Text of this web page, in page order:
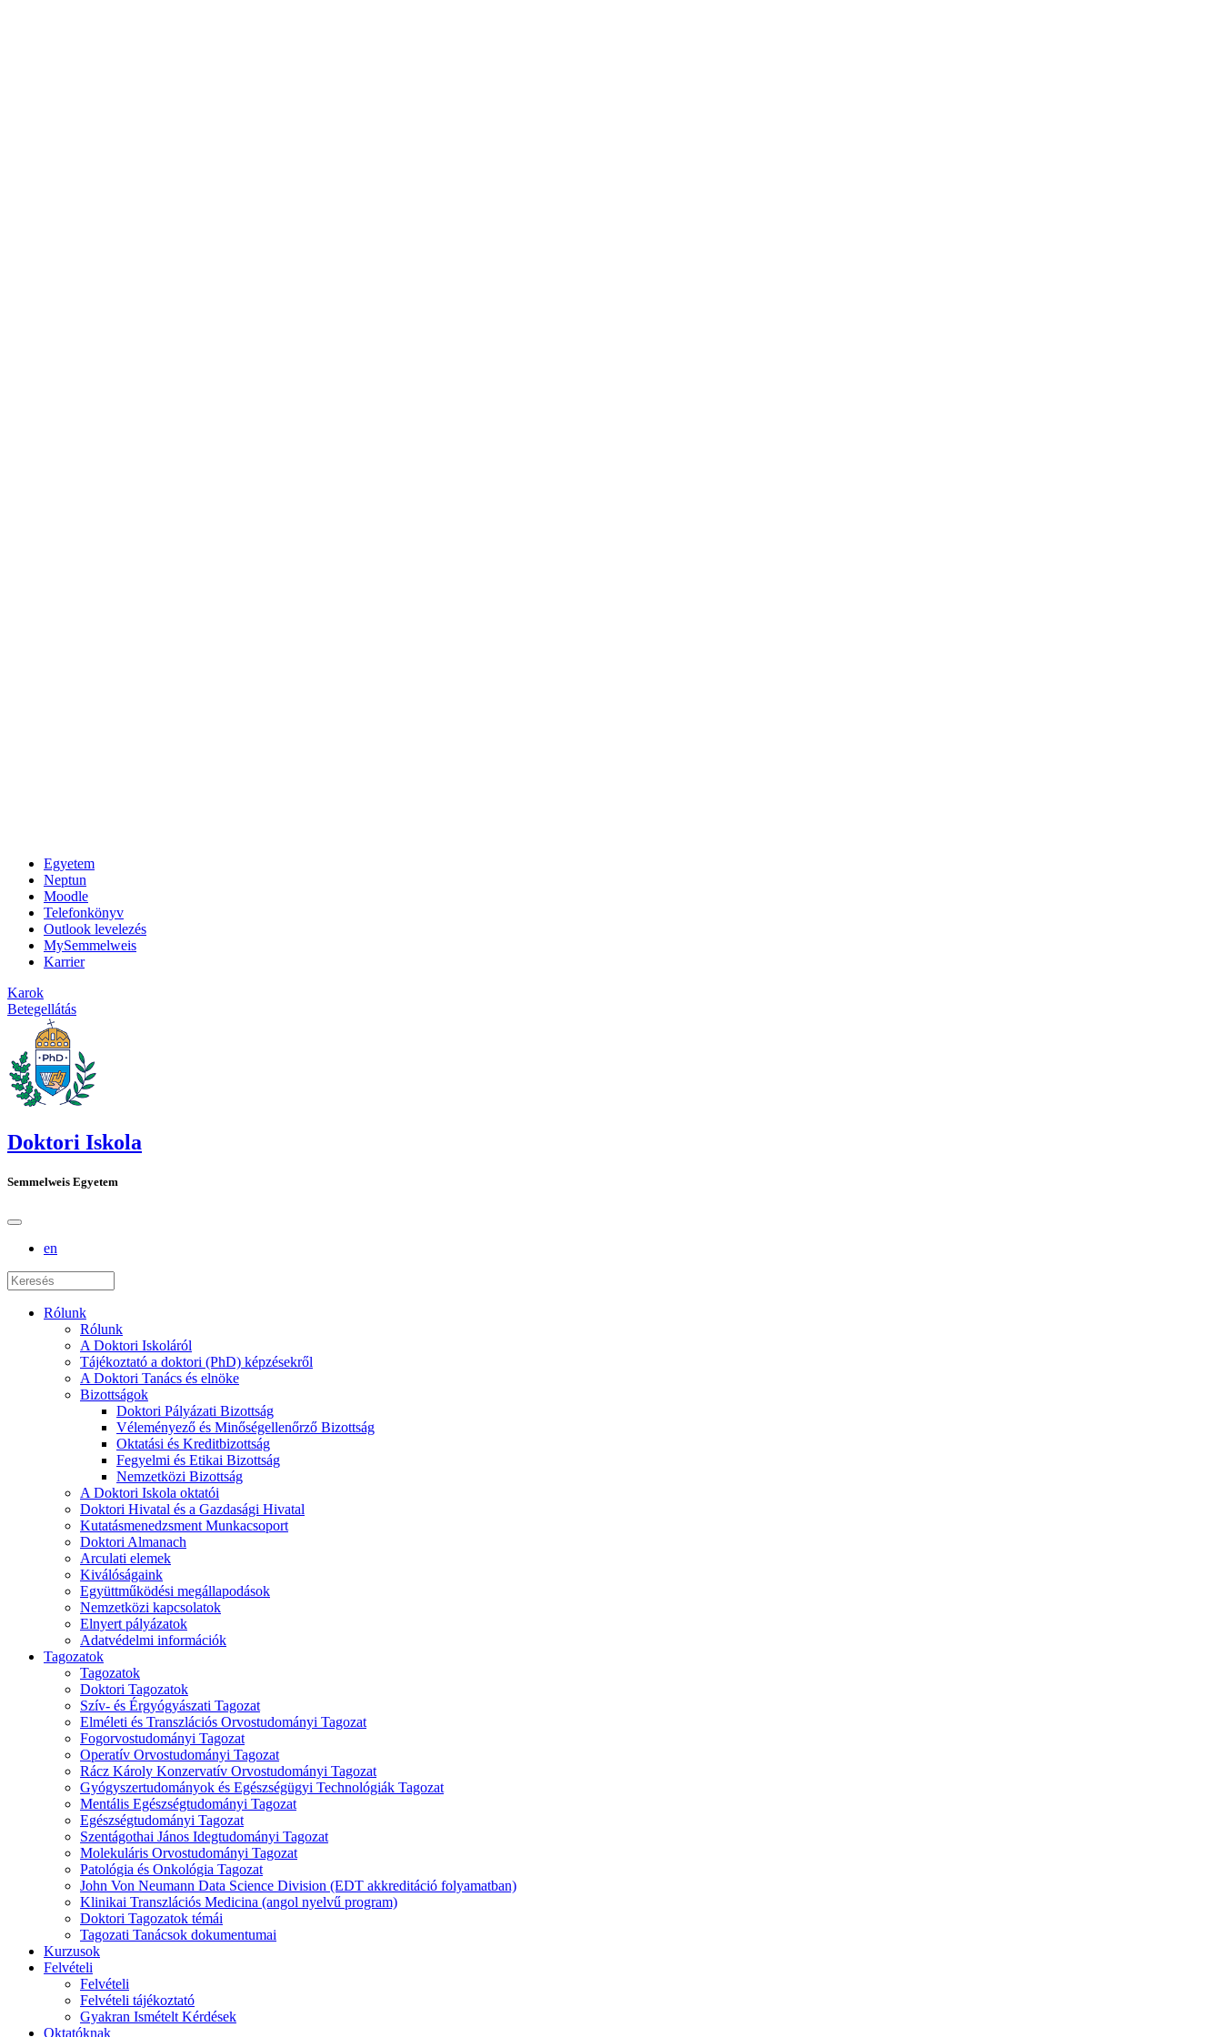
Egyetem
Neptun
Moodle
Telefonkönyv
Outlook levelezés
MySemmelweis
Karrier
Karok
Betegellátás
Doktori Iskola
Semmelweis Egyetem
en
Rólunk
Rólunk
A Doktori Iskoláról
Tájékoztató a doktori (PhD) képzésekről
A Doktori Tanács és elnöke
Bizottságok
Doktori Pályázati Bizottság
Véleményező és Minőségellenőrző Bizottság
Oktatási és Kreditbizottság
Fegyelmi és Etikai Bizottság
Nemzetközi Bizottság
A Doktori Iskola oktatói
Doktori Hivatal és a Gazdasági Hivatal
Kutatásmenedzsment Munkacsoport
Doktori Almanach
Arculati elemek
Kiválóságaink
Együttműködési megállapodások
Nemzetközi kapcsolatok
Elnyert pályázatok
Adatvédelmi információk
Tagozatok
Tagozatok
Doktori Tagozatok
Szív- és Érgyógyászati Tagozat
Elméleti és Transzlációs Orvostudományi Tagozat
Fogorvostudományi Tagozat
Operatív Orvostudományi Tagozat
Rácz Károly Konzervatív Orvostudományi Tagozat
Gyógyszertudományok és Egészségügyi Technológiák Tagozat
Mentális Egészségtudományi Tagozat
Egészségtudományi Tagozat
Szentágothai János Idegtudományi Tagozat
Molekuláris Orvostudományi Tagozat
Patológia és Onkológia Tagozat
John Von Neumann Data Science Division (EDT akkreditáció folyamatban)
Klinikai Transzlációs Medicina (angol nyelvű program)
Doktori Tagozatok témái
Tagozati Tanácsok dokumentumai
Kurzusok
Felvételi
Felvételi
Felvételi tájékoztató
Gyakran Ismételt Kérdések
Oktatóknak